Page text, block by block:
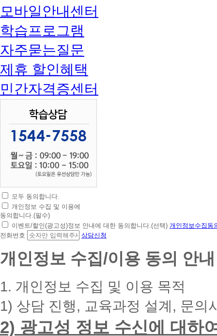
모바일안내센터
학습프로그램
자주묻는질문
제휴 할인혜택
민간자격증센터
초
간
편
상
담
청
대
폰
입
력
모두 동의합니다.
개인정보 수집 및 이용에
동의합니다.(필수)
이벤트/할인(광고성)정보 안내에 대한 동의합니다.(선택) 개인정보수집동
전화번호
상담신청
개인정보 수집/이용 동의 안내
1. 개인정보 수집 및 이용 목적
1) 상담 진행, 교육과정 설계, 문의
2) 광고성 정보 수신에 대하